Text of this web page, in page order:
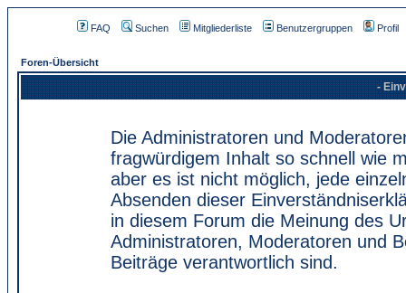
FAQ Suchen Mitgliederliste Benutzergruppen Profil
Foren-Übersicht
-
Die Administratoren und
fragwürdigem Inhalt so schnell wie
aber es ist nicht möglich, jede
Absenden dieser
in diesem Forum die Meinung des
Administratoren, Moderatoren und
Beiträge verantwortlich sind.